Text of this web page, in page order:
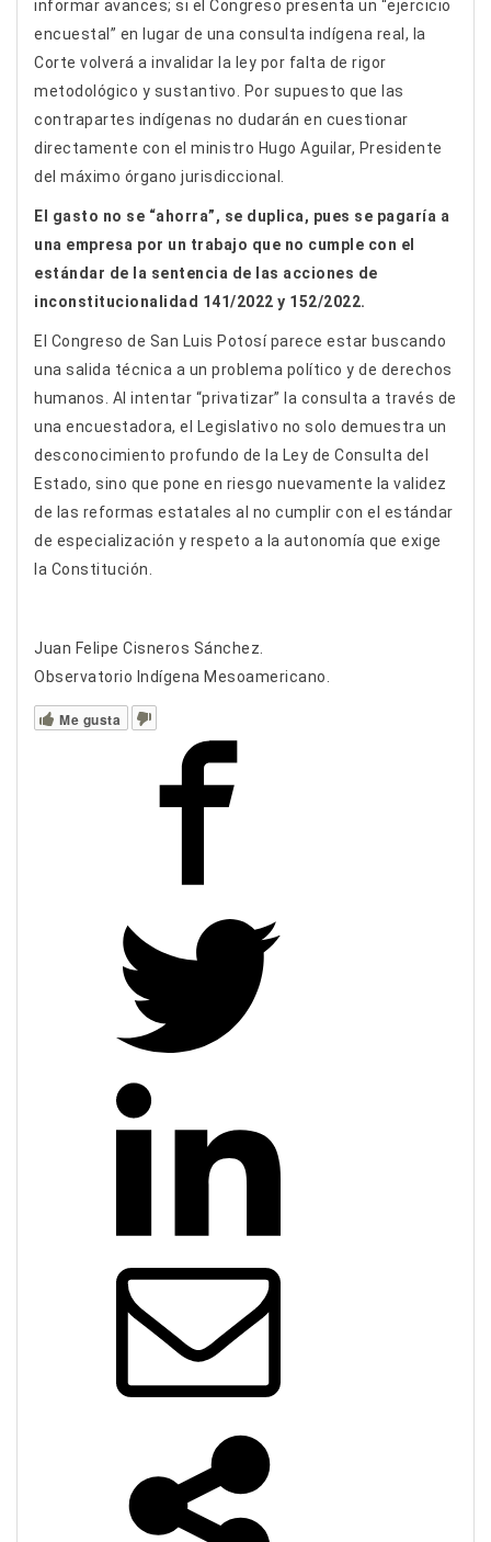
informar avances; si el Congreso presenta un “ejercicio
encuestal” en lugar de una consulta indígena real, la
Corte volverá a invalidar la ley por falta de rigor
metodológico y sustantivo. Por supuesto que las
contrapartes indígenas no dudarán en cuestionar
directamente con el ministro Hugo Aguilar, Presidente
del máximo órgano jurisdiccional.
El gasto no se “ahorra”, se duplica, pues se pagaría a
una empresa por un trabajo que no cumple con el
estándar de la sentencia de las acciones de
inconstitucionalidad 141/2022 y 152/2022.
El Congreso de San Luis Potosí parece estar buscando
una salida técnica a un problema político y de derechos
humanos. Al intentar “privatizar” la consulta a través de
una encuestadora, el Legislativo no solo demuestra un
desconocimiento profundo de la Ley de Consulta del
Estado, sino que pone en riesgo nuevamente la validez
de las reformas estatales al no cumplir con el estándar
de especialización y respeto a la autonomía que exige
la Constitución.
Juan Felipe Cisneros Sánchez.
Observatorio Indígena Mesoamericano.
Me gusta